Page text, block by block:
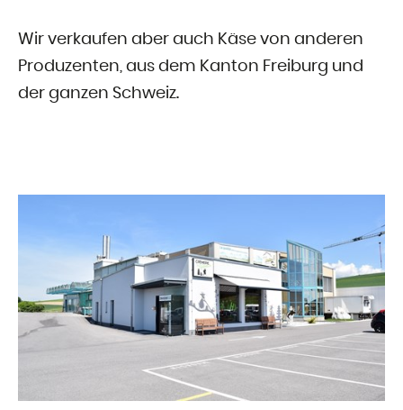
Wir verkaufen aber auch Käse von anderen
Produzenten, aus dem Kanton Freiburg und
der ganzen Schweiz.